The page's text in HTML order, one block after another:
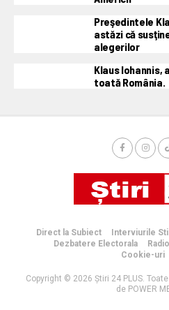
Preşedintele
astăzi că
alegerilor
Klaus Iohannis,
toată România.
Direct la Subiect Interviurile
Dezbatere Electorala
Cookie-uri
Copyright © 2026 Știri 24 PLUS.
de POWER